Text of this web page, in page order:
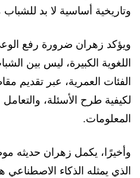
وتاريخية أساسية لا بد
ويؤكد زهران ضرورة رفع
اللغوية الكبيرة، ليس بين
الفئات العمرية، عبر تقديم
لكيفية طرح الأسئلة،
المعلومات.
وأخيرًا، يكمل زهران حديثه
الذي يمثله الذكاء